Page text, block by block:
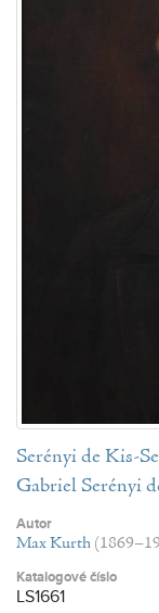
Serényi de Kis-
Gabriel Serényi
Autor
Max Kurth
Katalogové číslo
LS1661